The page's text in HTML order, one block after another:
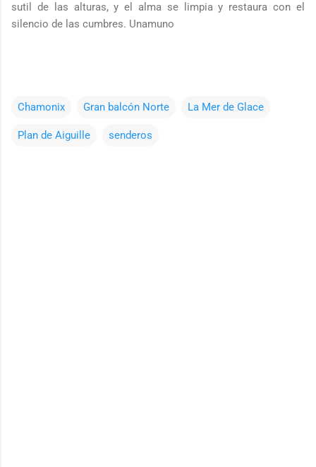
sutil de las alturas, y el alma se limpia y restaura con el
silencio de las cumbres. Unamuno
Chamonix Gran balcón Norte La Mer de Glace
Plan de Aiguille senderos